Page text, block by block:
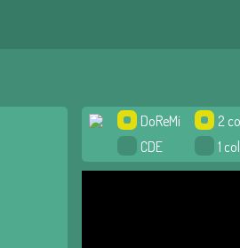
DoReMi
CDE
2
1